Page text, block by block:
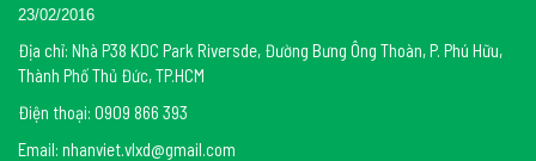
23/02/2016
Địa chỉ: Nhà P38 KDC Park Riversde, Đường Bưng Ông Thoàn, P. Phú Hữu,
Thành Phố Thủ Đức, TP.HCM
Điện thoại: 0909 866 393
Email: nhanviet.vlxd@gmail.com